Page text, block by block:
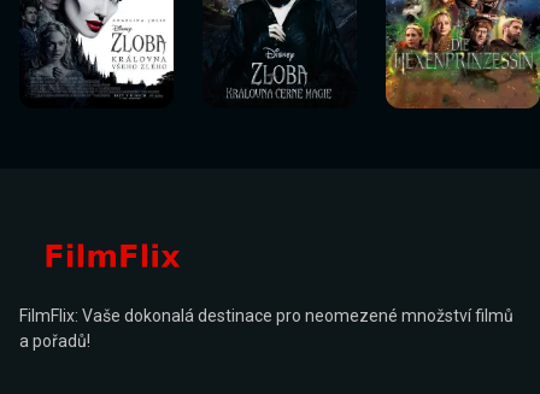
Sledovat
nyní
Sledovat
nyní
Sledovat
nyní
Sledovat
nyní
Sledovat
nyní
Sledovat
nyní
FilmFlix: Vaše dokonalá destinace pro neomezené množství filmů
a pořadů!